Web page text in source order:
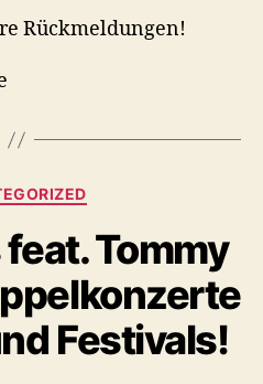
Rückmeldungen!
Kategorien
Tommy
Festivals!